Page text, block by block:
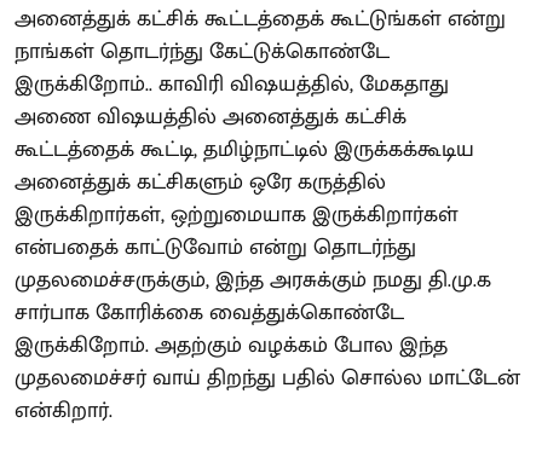
அனைத்துக் கட்சிக் கூட்டத்தைக் கூட்டுங்கள் என்று
நாங்கள் தொடர்ந்து கேட்டுக்கொண்டே
இருக்கிறோம்.. காவிரி விஷயத்தில், மேகதாது
அணை விஷயத்தில் அனைத்துக் கட்சிக்
கூட்டத்தைக் கூட்டி, தமிழ்நாட்டில் இருக்கக்கூடிய
அனைத்துக் கட்சிகளும் ஒரே கருத்தில்
இருக்கிறார்கள், ஒற்றுமையாக இருக்கிறார்கள்
என்பதைக் காட்டுவோம் என்று தொடர்ந்து
முதலமைச்சருக்கும், இந்த அரசுக்கும் நமது தி.மு.க
சார்பாக கோரிக்கை வைத்துக்கொண்டே
இருக்கிறோம். அதற்கும் வழக்கம் போல இந்த
முதலமைச்சர் வாய் திறந்து பதில் சொல்ல மாட்டேன்
என்கிறார்.